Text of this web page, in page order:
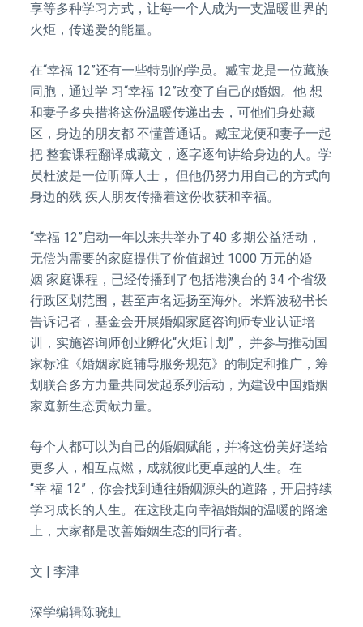
享等多种学习方式，让每一个人成为一支温暖世界的
火炬，传递爱的能量。
在“幸福 12”还有一些特别的学员。臧宝龙是一位藏族
同胞，通过学 习“幸福 12”改变了自己的婚姻。他 想
和妻子多央措将这份温暖传递出去，可他们身处藏
区，身边的朋友都 不懂普通话。臧宝龙便和妻子一起
把 整套课程翻译成藏文，逐字逐句讲给身边的人。学
员杜波是一位听障人士， 但他仍努力用自己的方式向
身边的残 疾人朋友传播着这份收获和幸福。
“幸福 12”启动一年以来共举办了40 多期公益活动，
无偿为需要的家庭提供了价值超过 1000 万元的婚
姻 家庭课程，已经传播到了包括港澳台的 34 个省级
行政区划范围，甚至声名远扬至海外。米辉波秘书长
告诉记者，基金会开展婚姻家庭咨询师专业认证培
训，实施咨询师创业孵化“火炬计划”， 并参与推动国
家标准《婚姻家庭辅导服务规范》的制定和推广，筹
划联合多方力量共同发起系列活动，为建设中国婚姻
家庭新生态贡献力量。
每个人都可以为自己的婚姻赋能，并将这份美好送给
更多人，相互点燃，成就彼此更卓越的人生。在
“幸 福 12”，你会找到通往婚姻源头的道路，开启持续
学习成长的人生。在这段走向幸福婚姻的温暖的路途
上，大家都是改善婚姻生态的同行者。
文 | 李津
深学编辑陈晓虹